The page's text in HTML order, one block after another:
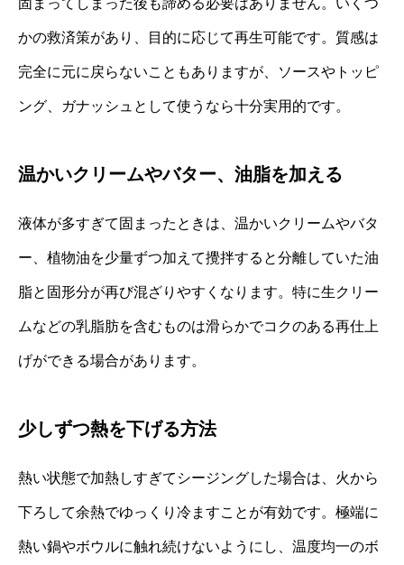
固まってしまった後も諦める必要はありません。いくつ
かの救済策があり、目的に応じて再生可能です。質感は
完全に元に戻らないこともありますが、ソースやトッピ
ング、ガナッシュとして使うなら十分実用的です。
温かいクリームやバター、油脂を加える
液体が多すぎて固まったときは、温かいクリームやバタ
ー、植物油を少量ずつ加えて攪拌すると分離していた油
脂と固形分が再び混ざりやすくなります。特に生クリー
ムなどの乳脂肪を含むものは滑らかでコクのある再仕上
げができる場合があります。
少しずつ熱を下げる方法
熱い状態で加熱しすぎてシージングした場合は、火から
下ろして余熱でゆっくり冷ますことが有効です。極端に
熱い鍋やボウルに触れ続けないようにし、温度均一のボ